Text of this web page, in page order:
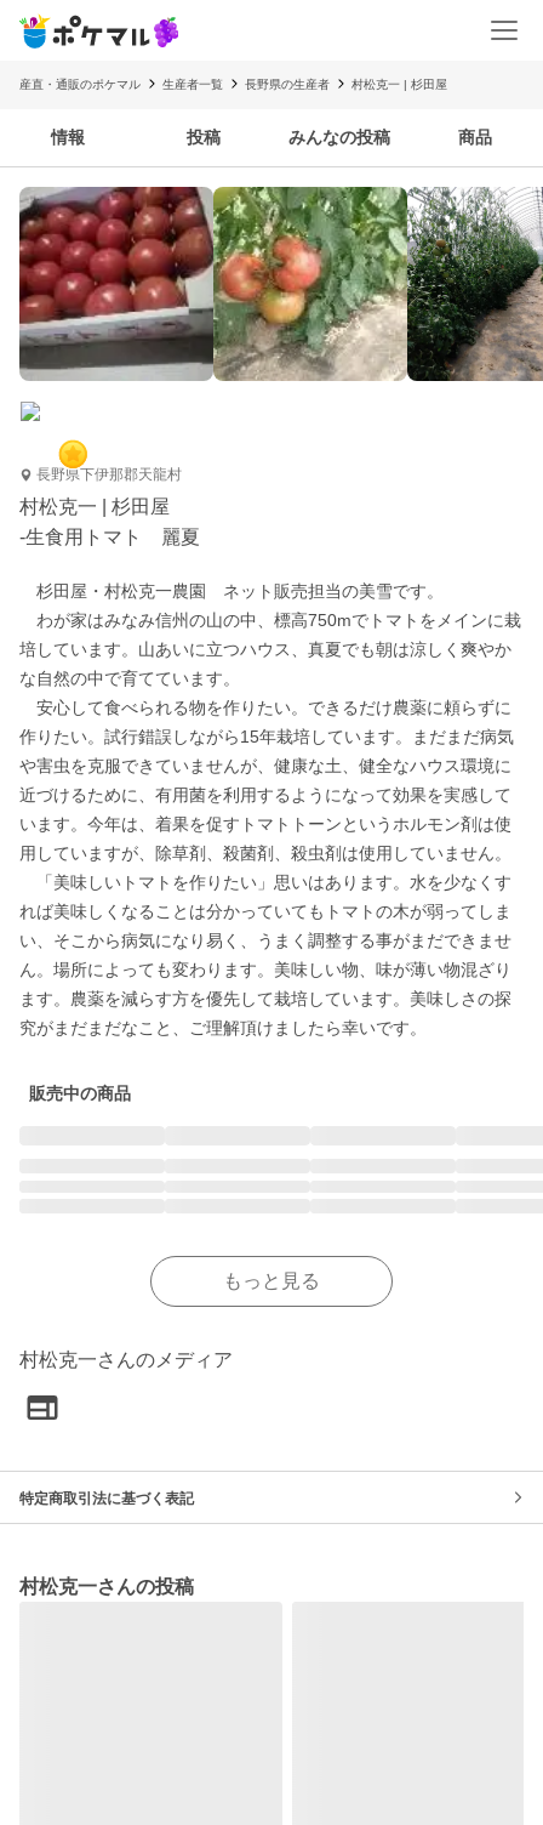
産直・通販のポケマル 生産者一覧 長野県の生産者 村松克一 | 杉田屋
情報 投稿 みんなの投稿 商品
長野県下伊那郡天龍村
村松克一 | 杉田屋
-生食用トマト 麗夏
杉田屋・村松克一農園　ネット販売担当の美雪です。
わが家はみなみ信州の山の中、標高750mでトマトをメインに栽
培しています。山あいに立つハウス、真夏でも朝は涼しく爽やか
な自然の中で育てています。
安心して食べられる物を作りたい。できるだけ農薬に頼らずに
作りたい。試行錯誤しながら15年栽培しています。まだまだ病気
や害虫を克服できていませんが、健康な土、健全なハウス環境に
近づけるために、有用菌を利用するようになって効果を実感して
います。今年は、着果を促すトマトトーンというホルモン剤は使
用していますが、除草剤、殺菌剤、殺虫剤は使用していません。
「美味しいトマトを作りたい」思いはあります。水を少なくす
れば美味しくなることは分かっていてもトマトの木が弱ってしま
い、そこから病気になり易く、うまく調整する事がまだできませ
ん。場所によっても変わります。美味しい物、味が薄い物混ざり
ます。農薬を減らす方を優先して栽培しています。美味しさの探
究がまだまだなこと、ご理解頂けましたら幸いです。
販売中の商品
もっと見る
村松克一さんのメディア
特定商取引法に基づく表記
村松克一さんの投稿